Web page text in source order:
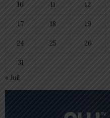
10 11 12
17 18 19
24 25 26
31
« Juil